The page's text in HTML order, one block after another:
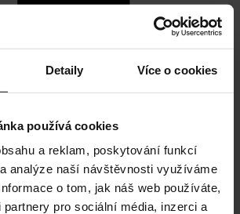
Detaily Více o cookies
používá cookies
a reklam, poskytování funkcí
analýze naší návštěvnosti využíváme
o tom, jak náš web používáte,
pro sociální média, inzerci a